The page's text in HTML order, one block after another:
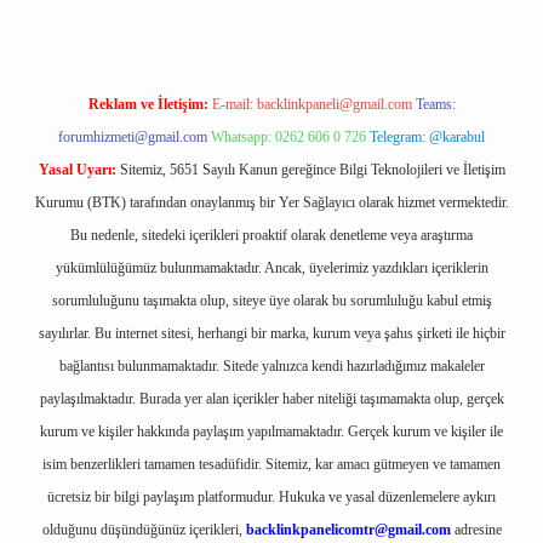
Reklam ve İletişim: E-mail: backlinkpaneli@gmail.com Teams:
forumhizmeti@gmail.com Whatsapp: 0262 606 0 726 Telegram: @karabul
Yasal Uyarı: Sitemiz, 5651 Sayılı Kanun gereğince Bilgi Teknolojileri ve İletişim
Kurumu (BTK) tarafından onaylanmış bir Yer Sağlayıcı olarak hizmet vermektedir.
Bu nedenle, sitedeki içerikleri proaktif olarak denetleme veya araştırma
yükümlülüğümüz bulunmamaktadır. Ancak, üyelerimiz yazdıkları içeriklerin
sorumluluğunu taşımakta olup, siteye üye olarak bu sorumluluğu kabul etmiş
sayılırlar. Bu internet sitesi, herhangi bir marka, kurum veya şahıs şirketi ile hiçbir
bağlantısı bulunmamaktadır. Sitede yalnızca kendi hazırladığımız makaleler
paylaşılmaktadır. Burada yer alan içerikler haber niteliği taşımamakta olup, gerçek
kurum ve kişiler hakkında paylaşım yapılmamaktadır. Gerçek kurum ve kişiler ile
isim benzerlikleri tamamen tesadüfidir. Sitemiz, kar amacı gütmeyen ve tamamen
ücretsiz bir bilgi paylaşım platformudur. Hukuka ve yasal düzenlemelere aykırı
olduğunu düşündüğünüz içerikleri, backlinkpanelicomtr@gmail.comadresine